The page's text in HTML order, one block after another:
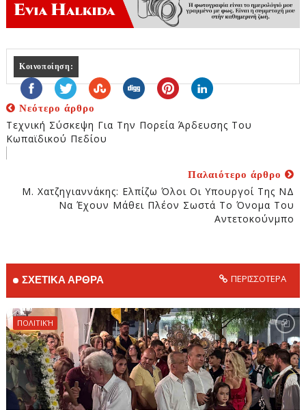
Κοινοποίηση:
Νεότερο άρθρο
Τεχνική Σύσκεψη Για Την Πορεία Άρδευσης Του
Κωπαϊδικού Πεδίου
Παλαιότερο άρθρο
Μ. Χατζηγιαννάκης: Ελπίζω Όλοι Οι Υπουργοί Της ΝΔ
Να Έχουν Μάθει Πλέον Σωστά Το Όνομα Του
Αντετοκούνμπο
ΣΧΕΤΙΚΑ ΑΡΘΡΑ ΠΕΡΙΣΣΟΤΕΡΑ
ΠΟΛΙΤΙΚΉ